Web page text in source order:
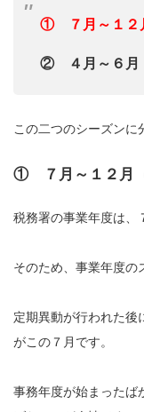
① ７月～１２
② ４月～６月
この二つのシーズンに
① ７月～１２月
税務署の事業年度は、
そのため、事業年度の
定期異動が行われた後
がこの７月です。
事務年度が始まったば